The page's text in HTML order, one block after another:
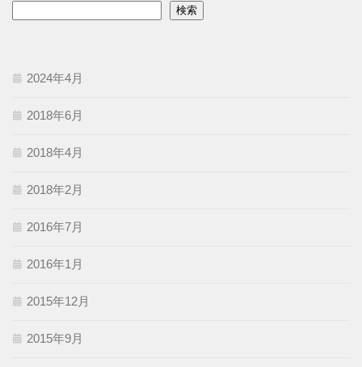
検索
2024年4月
2018年6月
2018年4月
2018年2月
2016年7月
2016年1月
2015年12月
2015年9月